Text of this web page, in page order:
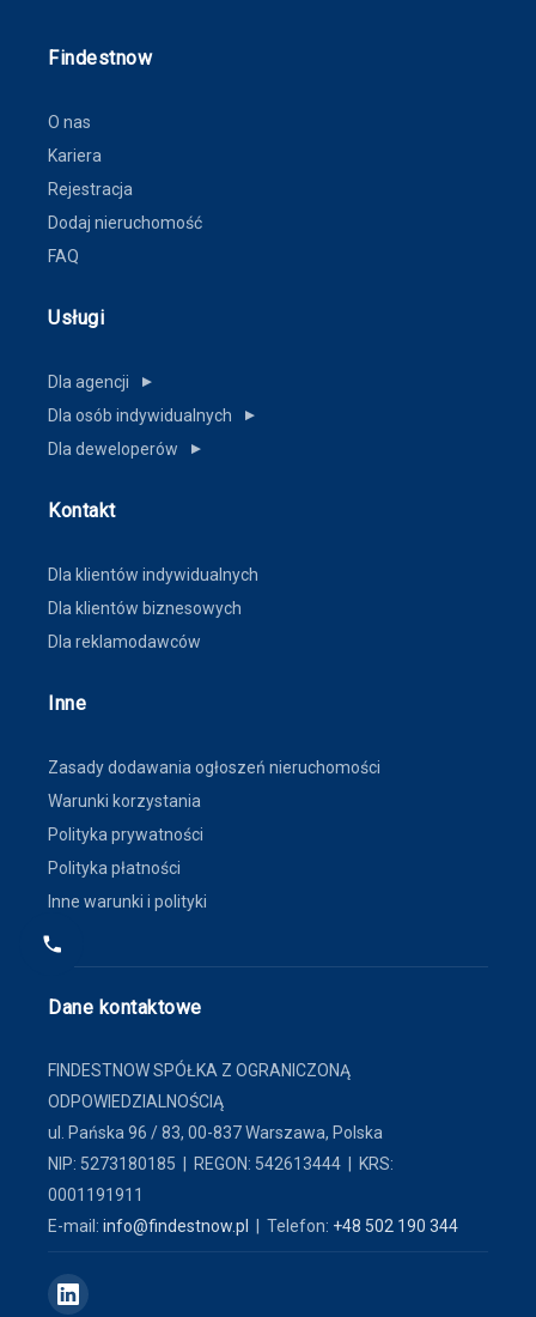
Findestnow
O nas
Kariera
Rejestracja
Dodaj nieruchomość
FAQ
Usługi
Dla agencji ▼
Dla osób indywidualnych ▼
Dla deweloperów ▼
Kontakt
Dla klientów indywidualnych
Dla klientów biznesowych
Dla reklamodawców
Inne
Zasady dodawania ogłoszeń nieruchomości
Warunki korzystania
Polityka prywatności
Polityka płatności
Inne warunki i polityki
Dane kontaktowe
FINDESTNOW SPÓŁKA Z OGRANICZONĄ
ODPOWIEDZIALNOŚCIĄ
ul. Pańska 96 / 83, 00-837 Warszawa, Polska
NIP: 5273180185 | REGON: 542613444 | KRS:
0001191911
E-mail: info@findestnow.pl | Telefon: +48 502 190 344